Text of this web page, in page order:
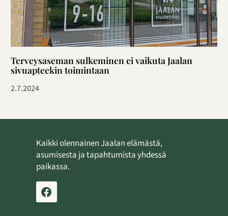
Terveysaseman sulkeminen ei vaikuta Jaalan
sivuapteekin toimintaan
2.7.2024
Kaikki olennainen Jaalan elämästä,
asumisesta ja tapahtumista yhdessä
paikassa.